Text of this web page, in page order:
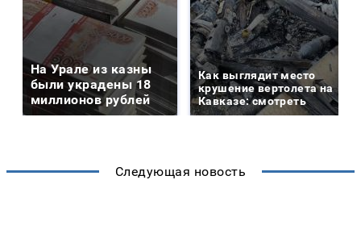
На Урале из казны
были украдены 18
миллионов рублей
Как выглядит место
крушение вертолета на
Кавказе: смотреть
Следующая новость